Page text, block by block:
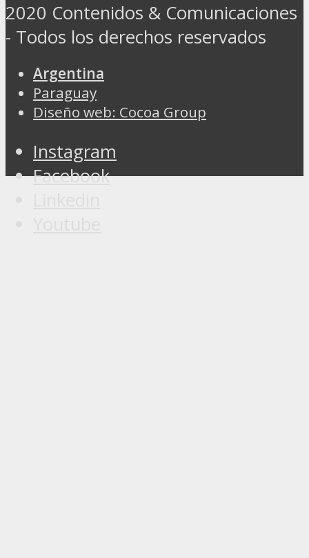
2020 Contenidos & Comunicaciones
- Todos los derechos reservados
Argentina
Paraguay
Diseño web: Cocoa Group
Instagram
Facebook